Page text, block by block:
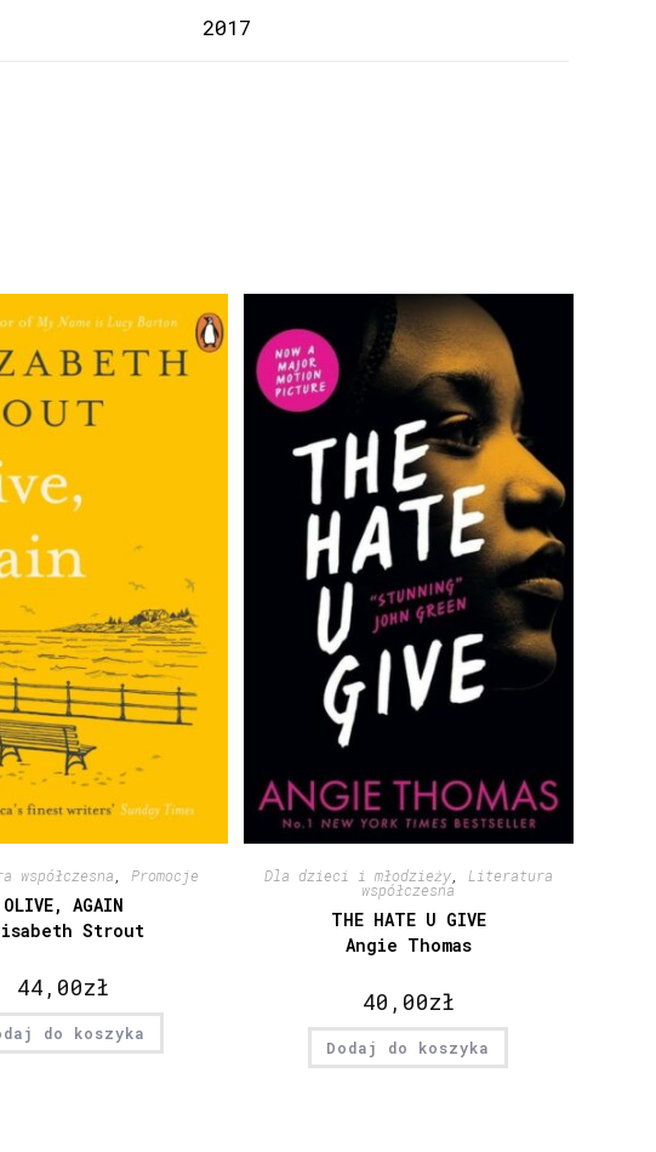
2017
współczesna Promocje
OLIVE, AGAIN
Strout
44,00zł
do koszyka
Dla dzieci i młodzieży, Literatura
współczesna
THE HATE U GIVE
Angie Thomas
40,00zł
Dodaj do koszyka